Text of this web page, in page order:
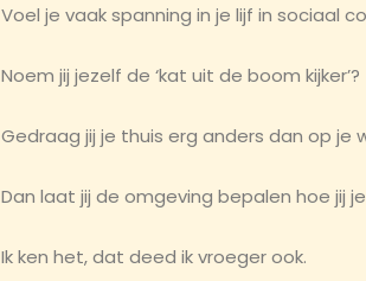
Voel je vaak spanning in je lijf in sociaal
Noem jij jezelf de ‘kat uit de boom kijker’?
Gedraag jij je thuis erg anders dan op je
Dan laat jij de omgeving bepalen hoe jij
Ik ken het, dat deed ik vroeger ook.